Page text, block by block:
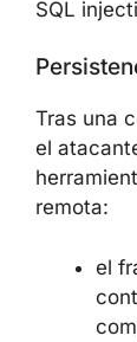
SQL
Tras una
el
remota:
el